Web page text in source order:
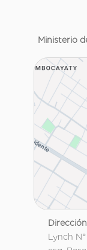
Ministerio
Dirección
Lynch